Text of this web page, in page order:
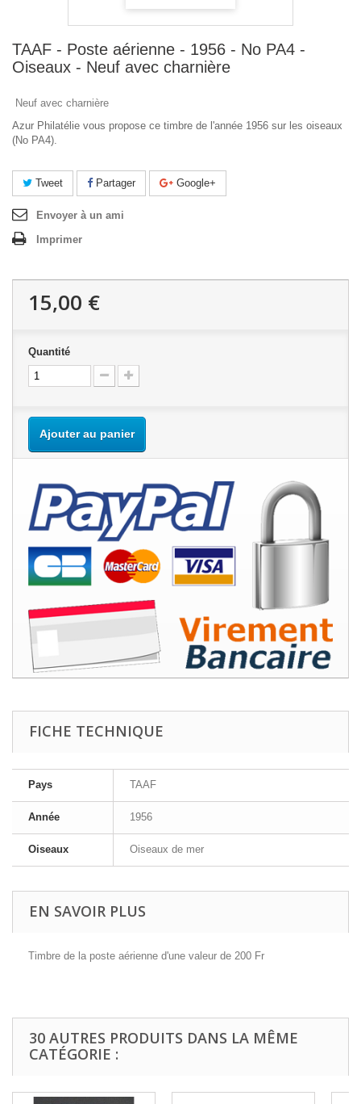
TAAF - Poste aérienne - 1956 - No PA4 -
Oiseaux - Neuf avec charnière
Neuf avec charnière
Azur Philatélie vous propose ce timbre de l'année 1956 sur les oiseaux
(No PA4).
Tweet Partager Google+
Envoyer à un ami
Imprimer
15,00 €
Quantité
Ajouter au panier
FICHE TECHNIQUE
Pays TAAF
Année 1956
Oiseaux Oiseaux de mer
EN SAVOIR PLUS
Timbre de la poste aérienne d'une valeur de 200 Fr
30 AUTRES PRODUITS DANS LA MÊME
CATÉGORIE :